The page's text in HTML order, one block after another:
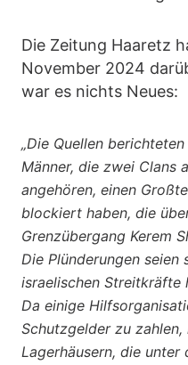
Die Zeitung Haaretz
November 2024
war es nichts Neues:
„Die Quellen
Männer, die zwei Clans
angehören, einen
blockiert haben, die
Grenzübergang Kerem
Die Plünderungen
israelischen Streitkräfte
Da einige
Schutzgelder zu
Lagerhäusern, die unter